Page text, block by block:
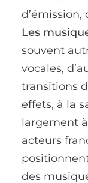
d’émission,
Les
souvent
vocales,
transitions
effets, à la
largement
acteurs
des